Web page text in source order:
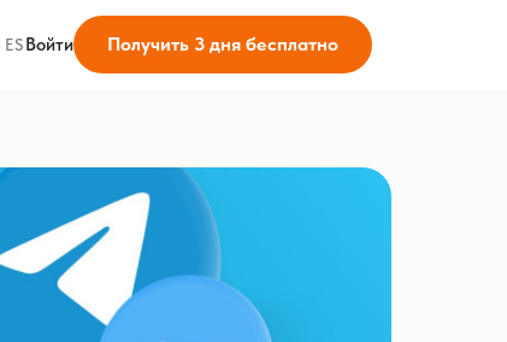
· ESВойти Получить 3 дня бесплатно